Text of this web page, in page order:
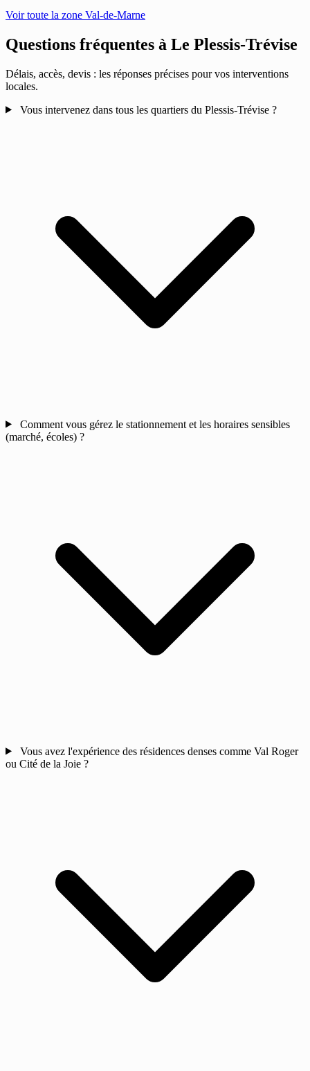
Voir toute la zone Val-de-Marne
Questions fréquentes à Le Plessis-Trévise
Délais, accès, devis : les réponses précises pour vos interventions
locales.
Vous intervenez dans tous les quartiers du Plessis-Trévise ?
Comment vous gérez le stationnement et les horaires sensibles
(marché, écoles) ?
Vous avez l'expérience des résidences denses comme Val Roger
ou Cité de la Joie ?